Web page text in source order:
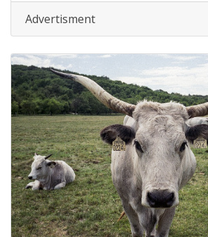
Advertisment